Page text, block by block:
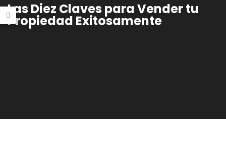
Las Diez Claves para Vender tu
Propiedad Exitosamente